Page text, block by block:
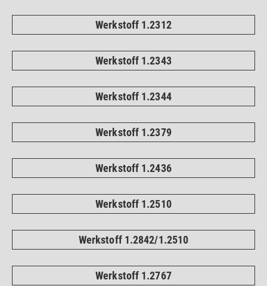
Werkstoff 1.2312
Werkstoff 1.2343
Werkstoff 1.2344
Werkstoff 1.2379
Werkstoff 1.2436
Werkstoff 1.2510
Werkstoff 1.2842/1.2510
Werkstoff 1.2767